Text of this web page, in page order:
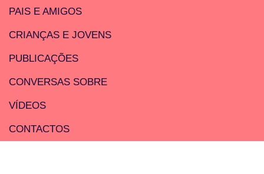
PAIS E AMIGOS
CRIANÇAS E JOVENS
PUBLICAÇÕES
CONVERSAS SOBRE
VÍDEOS
CONTACTOS